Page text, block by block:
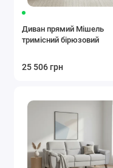
Диван прямий Мішель
тримісний бірюзовий
25 506 грн